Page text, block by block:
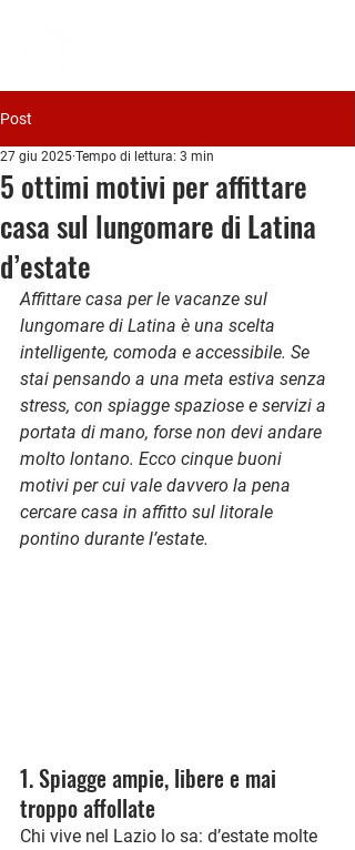
Post
5 ottimi motivi per affittare
casa sul lungomare di Latina
d’estate
27 giu 2025 Tempo di lettura: 3 min
Affittare casa per le vacanze sul
lungomare di Latina è una scelta
intelligente, comoda e accessibile. Se
stai pensando a una meta estiva senza
stress, con spiagge spaziose e servizi a
portata di mano, forse non devi andare
molto lontano. Ecco cinque buoni
motivi per cui vale davvero la pena
cercare casa in affitto sul litorale
pontino durante l’estate.
1. Spiagge ampie, libere e mai
troppo affollate
Chi vive nel Lazio lo sa: d’estate molte